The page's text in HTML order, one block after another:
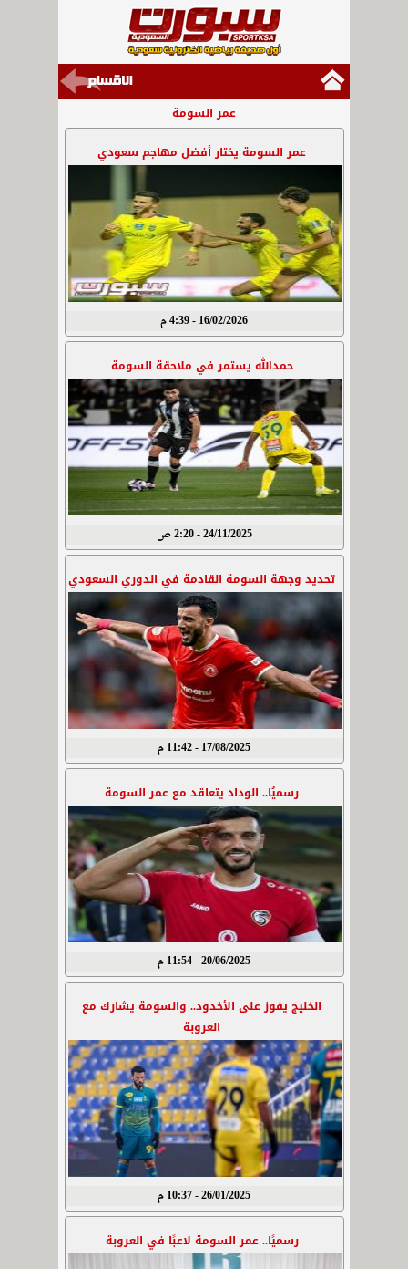
عمر السومة
عمر السومة يختار أفضل مهاجم سعودي
16/02/2026 - 4:39 م
حمدالله يستمر في ملاحقة السومة
24/11/2025 - 2:20 ص
تحديد وجهة السومة القادمة في الدوري السعودي
17/08/2025 - 11:42 م
رسميُا.. الوداد يتعاقد مع عمر السومة
20/06/2025 - 11:54 م
الخليج يفوز على الأخدود.. والسومة يشارك مع
العروبة
26/01/2025 - 10:37 م
رسميًا.. عمر السومة لاعبًا في العروبة